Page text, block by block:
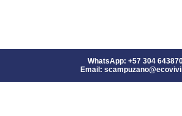
WhatsApp: +57 304
Email: